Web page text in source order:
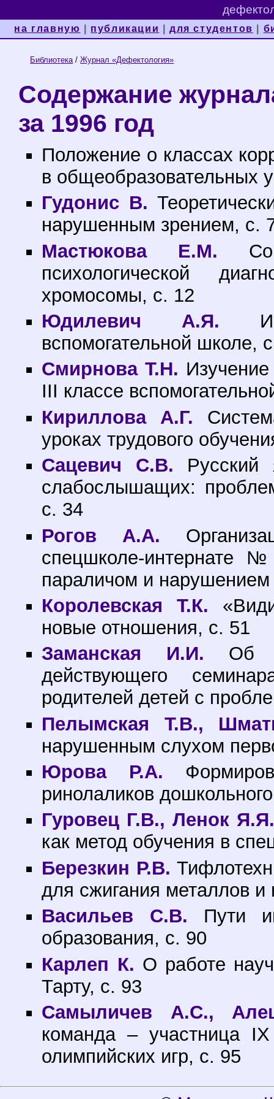
на главную публикации |для студентов
Библиотека/Журнал «Дефектология»
Содержание
за 1996 год
Положение о классах
в общеобразовательных
Гудонис В.
нарушенным зрением, с.
Мастюкова Е.М.
психологической
хромосомы, с. 12
Юдилевич А.Я.
вспомогательной школе,
Смирнова Т.Н.
III классе
Кириллова А.Г.
уроках трудового
Сацевич С.В. Русский
слабослышащих:
с. 34
Рогов А.А.
спецшколе-интернате
параличом и нарушением
Королевская Т.К.
новые отношения, с. 51
Заманская И.И. Об
действующего
родителей детей с
Пелымская Т.В.,
нарушенным слухом
Юрова Р.А.
ринолаликов
Гуровец Г.В., Ленок
как метод обучения в
Березкин Р.В.
для сжигания металлов
Васильев С.В. Пути
образования, с. 90
Карлеп К. О работе
Тарту, с. 93
Самыличев А.С.,
команда – участница
олимпийских игр, с. 95